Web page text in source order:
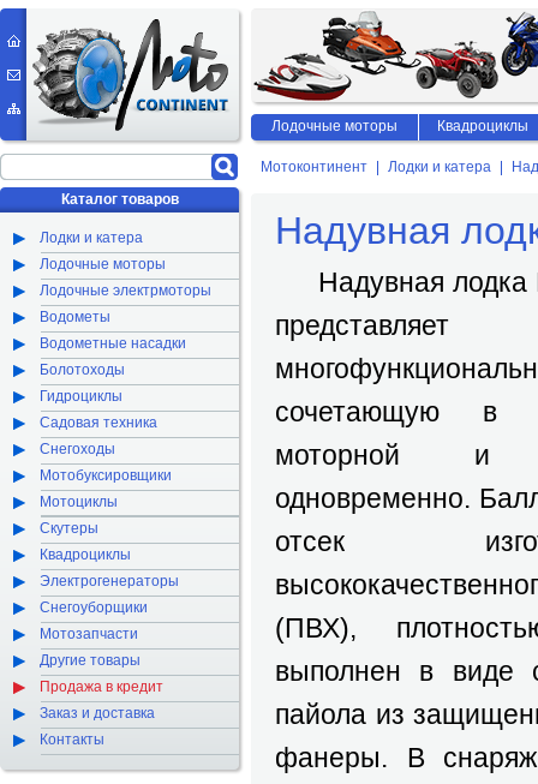
Мотоконтинент Лодки и катера
Надувная
Надувная лодка
сочетающую в
моторной и
одновременно.
отсек
(ПВХ),
выполнен в виде
пайола из
фанеры. В
Каталог товаров
Лодки и катера
Лодочные моторы
Лодочные электрмоторы
Водометы
Водометные насадки
Болотоходы
Гидроциклы
Садовая техника
Снегоходы
Мотобуксировщики
Мотоциклы
Скутеры
Квадроциклы
Электрогенераторы
Снегоуборщики
Мотозапчасти
Другие товары
Продажа в кредит
Заказ и доставка
Контакты
Лодочные моторы Квадроциклы